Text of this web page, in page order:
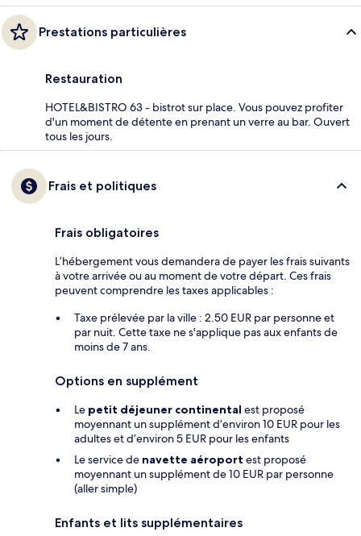
Prestations particulières
Restauration
HOTEL&BISTRO 63 - bistrot sur place. Vous pouvez profiter
d'un moment de détente en prenant un verre au bar. Ouvert
tous les jours.
Frais et politiques
Frais obligatoires
L’hébergement vous demandera de payer les frais suivants
à votre arrivée ou au moment de votre départ. Ces frais
peuvent comprendre les taxes applicables :
Taxe prélevée par la ville : 2.50 EUR par personne et
par nuit. Cette taxe ne s'applique pas aux enfants de
moins de 7 ans.
Options en supplément
Le petit déjeuner continental est proposé
moyennant un supplément d’environ 10 EUR pour les
adultes et d’environ 5 EUR pour les enfants
Le service de navette aéroport est proposé
moyennant un supplément de 10 EUR par personne
(aller simple)
Enfants et lits supplémentaires